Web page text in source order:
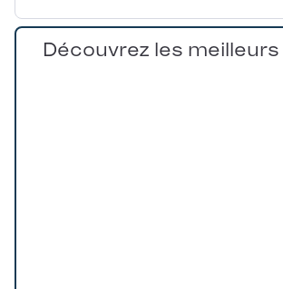
Découvrez les